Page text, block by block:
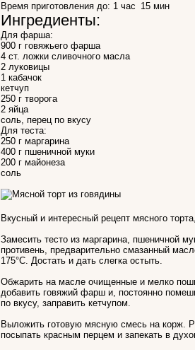
Время приготовления до: 1 час 15 мин
Ингредиенты:
Для фарша:
900 г говяжьего фарша
4 ст. ложки сливочного масла
2 луковицы
1 кабачок
кетчуп
250 г творога
2 яйца
соль, перец по вкусу
Для теста:
250 г маргарина
400 г пшеничной муки
200 г майонеза
соль
Вкусный и интересный рецепт мясного
Замесить тесто из маргарина, пшеничной
противень, предварительно смазанный
175°С. Достать и дать слегка остыть.
Обжарить на масле очищенные и мелко
добавить говяжий фарш и, постоянно
по вкусу, заправить кетчупом.
Выложить готовую мясную смесь на корж.
посыпать красным перцем и запекать в